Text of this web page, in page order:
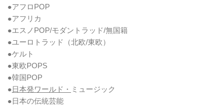
●アフロPOP
●アフリカ
●エスノPOP/モダントラッド/無国籍
●ユーロトラッド（北欧/東欧）
●ケルト
●東欧POPS
●韓国POP
●日本発ワールド・ ミュージック
●日本の伝統芸能